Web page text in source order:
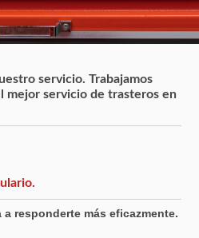
servicio. Trabajamos
mejor servicio de trasteros en
responderte más eficazmente.